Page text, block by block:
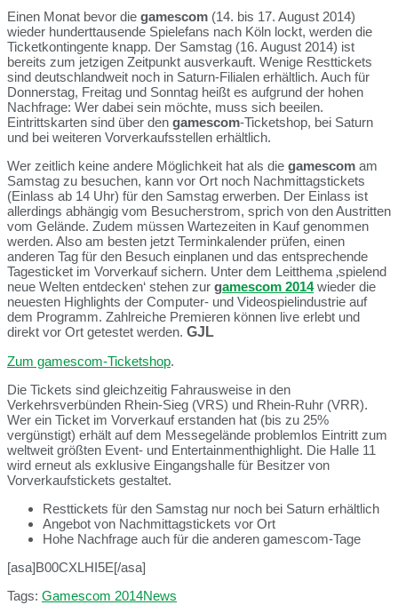
Einen Monat bevor die gamescom (14. bis 17. August 2014)
wieder hunderttausende Spielefans nach Köln lockt, werden die
Ticketkontingente knapp. Der Samstag (16. August 2014) ist
bereits zum jetzigen Zeitpunkt ausverkauft. Wenige Resttickets
sind deutschlandweit noch in Saturn-Filialen erhältlich. Auch für
Donnerstag, Freitag und Sonntag heißt es aufgrund der hohen
Nachfrage: Wer dabei sein möchte, muss sich beeilen.
Eintrittskarten sind über den gamescom-Ticketshop, bei Saturn
und bei weiteren Vorverkaufsstellen erhältlich.
Wer zeitlich keine andere Möglichkeit hat als die gamescom am
Samstag zu besuchen, kann vor Ort noch Nachmittagstickets
(Einlass ab 14 Uhr) für den Samstag erwerben. Der Einlass ist
allerdings abhängig vom Besucherstrom, sprich von den Austritten
vom Gelände. Zudem müssen Wartezeiten in Kauf genommen
werden. Also am besten jetzt Terminkalender prüfen, einen
anderen Tag für den Besuch einplanen und das entsprechende
Tagesticket im Vorverkauf sichern. Unter dem Leitthema ‚spielend
neue Welten entdecken‘ stehen zur gamescom 2014wieder die
neuesten Highlights der Computer- und Videospielindustrie auf
dem Programm. Zahlreiche Premieren können live erlebt und
direkt vor Ort getestet werden. GJL
Zum gamescom-Ticketshop.
Die Tickets sind gleichzeitig Fahrausweise in den
Verkehrsverbünden Rhein-Sieg (VRS) und Rhein-Ruhr (VRR).
Wer ein Ticket im Vorverkauf erstanden hat (bis zu 25%
vergünstigt) erhält auf dem Messegelände problemlos Eintritt zum
weltweit größten Event- und Entertainmenthighlight. Die Halle 11
wird erneut als exklusive Eingangshalle für Besitzer von
Vorverkaufstickets gestaltet.
Resttickets für den Samstag nur noch bei Saturn erhältlich
Angebot von Nachmittagstickets vor Ort
Hohe Nachfrage auch für die anderen gamescom-Tage
[asa]B00CXLHI5E[/asa]
Tags: Gamescom 2014News